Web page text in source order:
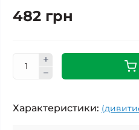
482 грн
Характеристики: